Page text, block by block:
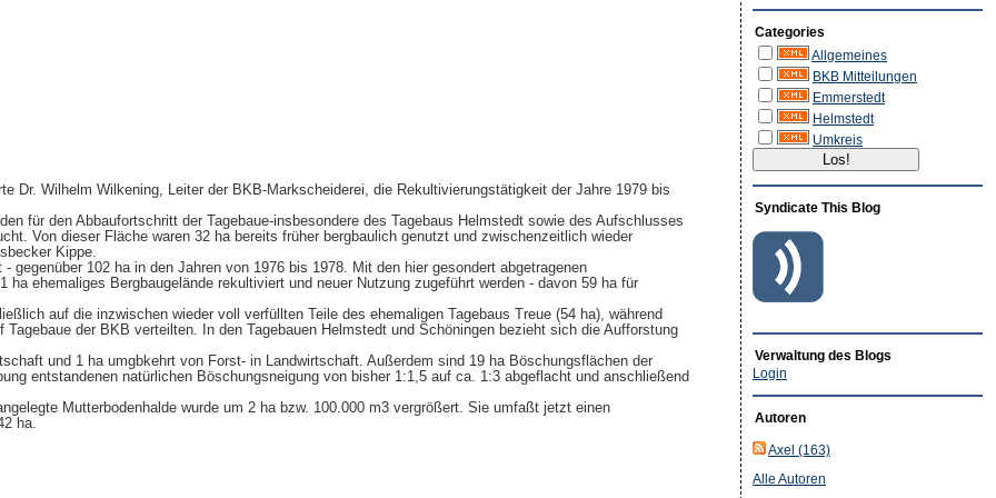
Dr. Wilhelm Wilkening, Leiter der BKB-Markscheiderei, die Rekultivierungstätigkeit der Jahre 1979 bis
für den Abbaufortschritt der Tagebaue-insbesondere des Tagebaus Helmstedt sowie des Aufschlusses
Von dieser Fläche waren 32 ha bereits früher bergbaulich genutzt und zwischenzeitlich wieder
Kippe.
gegenüber 102 ha in den Jahren von 1976 bis 1978. Mit den hier gesondert abgetragenen
ehemaliges Bergbaugelände rekultiviert und neuer Nutzung zugeführt werden - davon 59 ha für
auf die inzwischen wieder voll verfüllten Teile des ehemaligen Tagebaus Treue (54 ha), während
der BKB verteilten. In den Tagebauen Helmstedt und Schöningen bezieht sich die Aufforstung
und 1 ha umgbkehrt von Forst- in Landwirtschaft. Außerdem sind 19 ha Böschungsflächen der
entstandenen natürlichen Böschungsneigung von bisher 1:1,5 auf ca. 1:3 abgeflacht und anschließend
Mutterbodenhalde wurde um 2 ha bzw. 100.000 m3 vergrößert. Sie umfaßt jetzt einen
ha.
Categories
Allgemeines
BKB Mitteilungen
Emmerstedt
Helmstedt
Umkreis
Syndicate This Blog
Verwaltung des Blogs
Login
Autoren
Axel (163)
Alle Autoren